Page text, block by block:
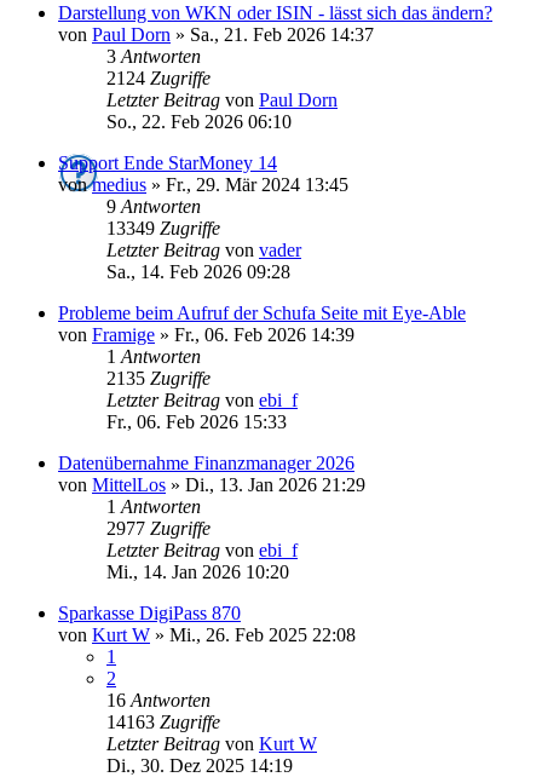
Darstellung von WKN oder ISIN - lässt sich das ändern?
von Paul Dorn » Sa., 21. Feb 2026 14:37
3 Antworten
2124 Zugriffe
Letzter Beitrag von Paul Dorn
So., 22. Feb 2026 06:10
Support Ende StarMoney 14
vonmedius » Fr., 29. Mär 2024 13:45
9 Antworten
13349 Zugriffe
Letzter Beitrag von vader
Sa., 14. Feb 2026 09:28
Probleme beim Aufruf der Schufa Seite mit Eye-Able
von Framige » Fr., 06. Feb 2026 14:39
1 Antworten
2135 Zugriffe
Letzter Beitrag von ebi_f
Fr., 06. Feb 2026 15:33
Datenübernahme Finanzmanager 2026
von MittelLos » Di., 13. Jan 2026 21:29
1 Antworten
2977 Zugriffe
Letzter Beitrag von ebi_f
Mi., 14. Jan 2026 10:20
Sparkasse DigiPass 870
von Kurt W » Mi., 26. Feb 2025 22:08
1
2
16 Antworten
14163 Zugriffe
Letzter Beitrag von Kurt W
Di., 30. Dez 2025 14:19